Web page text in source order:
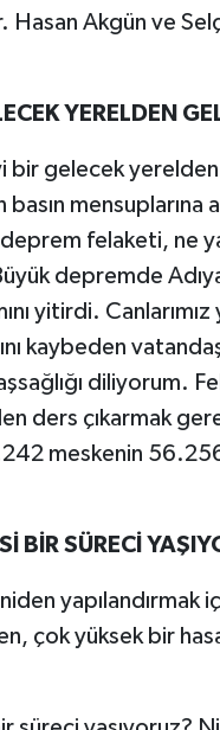
Hasan Akgün ve
YERELDEN
bir gelecek
basın
deprem felaketi, ne
depremde
yitirdi.
kaybeden
diliyorum.
ders çıkarmak
meskenin
BİR SÜRECİ
çok yüksek bir